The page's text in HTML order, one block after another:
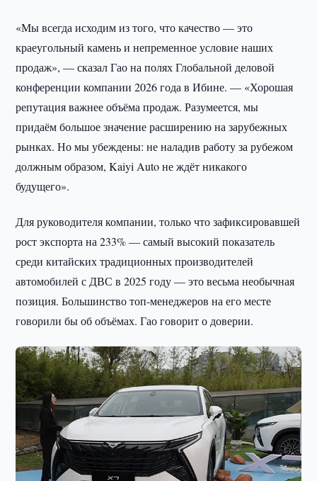
«Мы всегда исходим из того, что качество — это
краеугольный камень и непременное условие наших
продаж», — сказал Гао на полях Глобальной деловой
конференции компании 2026 года в Ибине. — «Хорошая
репутация важнее объёма продаж. Разумеется, мы
придаём большое значение расширению на зарубежных
рынках. Но мы убеждены: не наладив работу за рубежом
должным образом, Kaiyi Auto не ждёт никакого
будущего».
Для руководителя компании, только что зафиксировавшей
рост экспорта на 233% — самый высокий показатель
среди китайских традиционных производителей
автомобилей с ДВС в 2025 году — это весьма необычная
позиция. Большинство топ-менеджеров на его месте
говорили бы об объёмах. Гао говорит о доверии.